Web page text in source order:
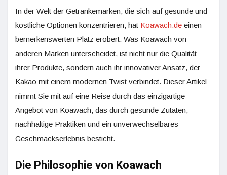
In der Welt der Getränkemarken, die sich auf gesunde und
köstliche Optionen konzentrieren, hat Koawach.de einen
bemerkenswerten Platz erobert. Was Koawach von
anderen Marken unterscheidet, ist nicht nur die Qualität
ihrer Produkte, sondern auch ihr innovativer Ansatz, der
Kakao mit einem modernen Twist verbindet. Dieser Artikel
nimmt Sie mit auf eine Reise durch das einzigartige
Angebot von Koawach, das durch gesunde Zutaten,
nachhaltige Praktiken und ein unverwechselbares
Geschmackserlebnis besticht.
Die Philosophie von Koawach